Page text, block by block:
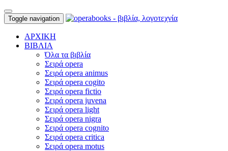
Toggle navigation
ΑΡΧΙΚΗ
ΒΙΒΛΙΑ
Όλα τα βιβλία
Σειρά opera
Σειρά opera animus
Σειρά opera cogito
Σειρά opera fictio
Σειρά opera juvena
Σειρά opera light
Σειρά opera nigra
Σειρά opera cognito
Σειρά opera critica
Σειρά opera motus